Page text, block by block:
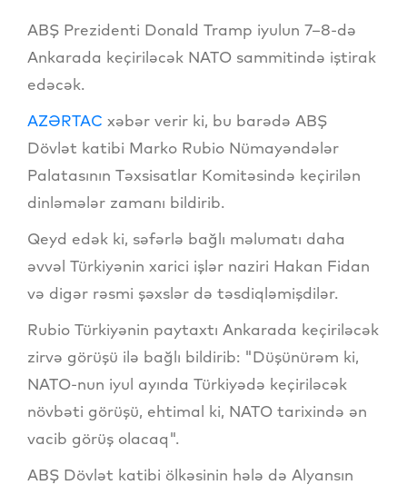
ABŞ Prezidenti Donald Tramp iyulun 7–8-də
Ankarada keçiriləcək NATO sammitində iştirak
edəcək.
AZƏRTAC xəbər verir ki, bu barədə ABŞ
Dövlət katibi Marko Rubio Nümayəndələr
Palatasının Təxsisatlar Komitəsində keçirilən
dinləmələr zamanı bildirib.
Qeyd edək ki, səfərlə bağlı məlumatı daha
əvvəl Türkiyənin xarici işlər naziri Hakan Fidan
və digər rəsmi şəxslər də təsdiqləmişdilər.
Rubio Türkiyənin paytaxtı Ankarada keçiriləcək
zirvə görüşü ilə bağlı bildirib: "Düşünürəm ki,
NATO-nun iyul ayında Türkiyədə keçiriləcək
növbəti görüşü, ehtimal ki, NATO tarixində ən
vacib görüş olacaq".
ABŞ Dövlət katibi ölkəsinin hələ də Alyansın